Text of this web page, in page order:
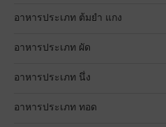
อาหารประเภท ต้มยำ แกง
อาหารประเภท ผัด
อาหารประเภท นึ่ง
อาหารประเภท ทอด